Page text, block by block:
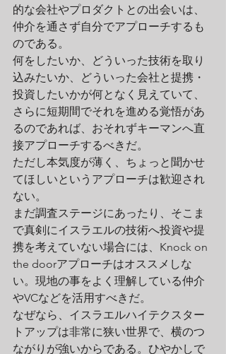
的な会社やプロダクトとの出会いは、
仲介を通さず自分でアプローチするも
のである。
何をしたいか、どういった技術を取り
込みたいか、どういった会社と提携・
投資したいかが何となく見えていて、
さらに短期間でそれを進める覚悟があ
るのであれば、おそれずキーマンへ直
接アプローチするべきだ。
ただし本気度が薄く、ちょっと聞かせ
てほしいというアプローチは歓迎され
ない。
まだ調査ステージにあったり、そこま
で真剣にイスラエルの技術へ投資や提
携を考えていない場合には、Knock on
the doorアプローチはオススメしな
い。現地の事をよく理解している仲介
やVCなどを活用すべきだ。
なぜなら、イスラエルハイテクスター
トアップは非常に狭い世界で、横のつ
ながりが強いからである。ひやかしで